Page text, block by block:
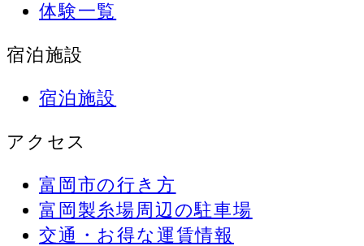
体験一覧
宿泊施設
宿泊施設
アクセス
富岡市の行き方
富岡製糸場周辺の駐車場
交通・お得な運賃情報